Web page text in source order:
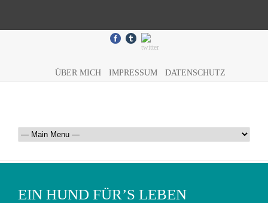
ÜBER MICH IMPRESSUM DATENSCHUTZ
EIN HUND FÜR’S LEBEN